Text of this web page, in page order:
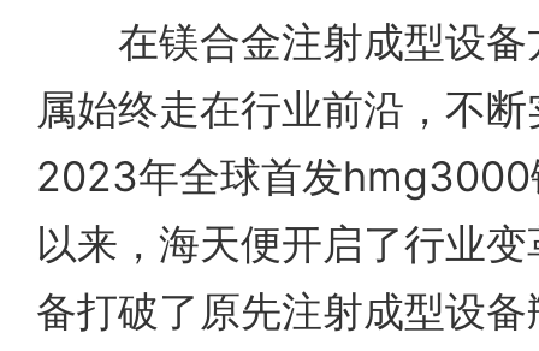
在镁合金注射成型设备
属始终走在行业前沿，不
2023年全球首发hmg3000
以来，海天便开启了行业
备打破了原先注射成型设